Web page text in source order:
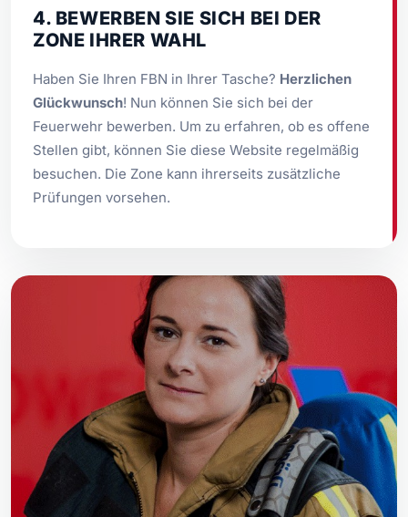
4. BEWERBEN SIE SICH BEI DER
ZONE IHRER WAHL
Haben Sie Ihren FBN in Ihrer Tasche? Herzlichen
Glückwunsch! Nun können Sie sich bei der
Feuerwehr bewerben. Um zu erfahren, ob es offene
Stellen gibt, können Sie diese Website regelmäßig
besuchen. Die Zone kann ihrerseits zusätzliche
Prüfungen vorsehen.